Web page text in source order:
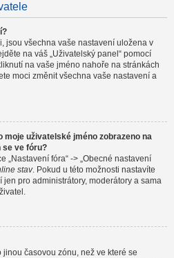
jsou všechna vaše nastavení uložena v
na váš „Uživatelský panel“ pomocí
na vaše jméno nahoře na stránkách
moci změnit všechna vaše nastavení a
moje uživatelské jméno zobrazeno na
se ve fóru?
„Nastavení fóra“ -> „Obecné nastavení
stav. Pokud u této možnosti nastavíte
jen pro administrátory, moderátory a sama
časovou zónu, než ve které se